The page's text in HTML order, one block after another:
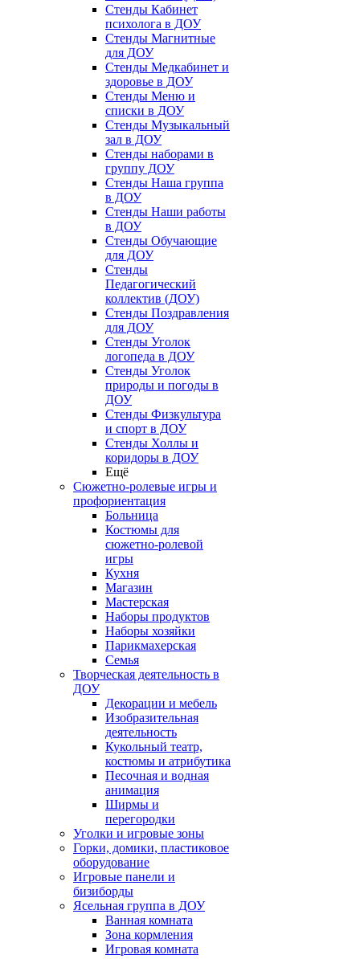
Стенды Кабинет
психолога в ДОУ
Стенды Магнитные
для ДОУ
Стенды Медкабинет и
здоровье в ДОУ
Стенды Меню и
списки в ДОУ
Стенды Музыкальный
зал в ДОУ
Стенды наборами в
группу ДОУ
Стенды Наша группа
в ДОУ
Стенды Наши работы
в ДОУ
Стенды Обучающие
для ДОУ
Стенды
Педагогический
коллектив (ДОУ)
Стенды Поздравления
для ДОУ
Стенды Уголок
логопеда в ДОУ
Стенды Уголок
природы и погоды в
ДОУ
Стенды Физкультура
и спорт в ДОУ
Стенды Холлы и
коридоры в ДОУ
Ещё
Сюжетно-ролевые игры и
профориентация
Больница
Костюмы для
сюжетно-ролевой
игры
Кухня
Магазин
Мастерская
Наборы продуктов
Наборы хозяйки
Парикмахерская
Семья
Творческая деятельность в
ДОУ
Декорации и мебель
Изобразительная
деятельность
Кукольный театр,
костюмы и атрибутика
Песочная и водная
анимация
Ширмы и
перегородки
Уголки и игровые зоны
Горки, домики, пластиковое
оборудование
Игровые панели и
бизиборды
Ясельная группа в ДОУ
Ванная комната
Зона кормления
Игровая комната